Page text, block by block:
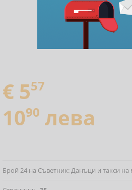
€ 557
1090 лева
Брой 24 на Съветник: Данъци и такси